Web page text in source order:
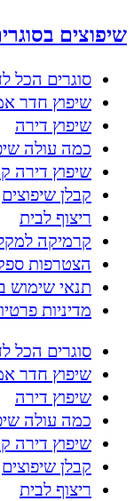
שיפוצים
סוגרים הכל
שיפוץ חדר
שיפוץ דירה
כמה עולה
שיפוץ דירה
קבלן שיפוצים
ריצוף לבית
קרמיקה
הצטרפות
תנאי שימוש
מדיניות
סוגרים הכל
שיפוץ חדר
שיפוץ דירה
כמה עולה
שיפוץ דירה
קבלן שיפוצים
ריצוף לבית